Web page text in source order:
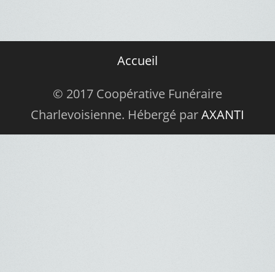
Accueil
© 2017 Coopérative Funéraire
Charlevoisienne. Hébergé parAXANTI